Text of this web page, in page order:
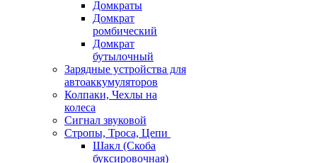
Домкраты
Домкрат
ромбический
Домкрат
бутылочный
Зарядные устройства для
автоаккумуляторов
Колпаки, Чехлы на
колеса
Сигнал звуковой
Стропы, Троса, Цепи
Шакл (Скоба
буксировочная)